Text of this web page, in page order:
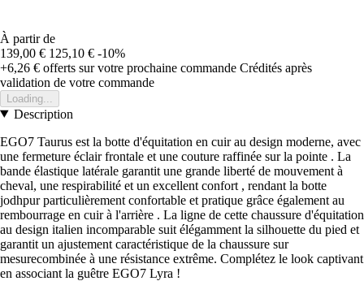
À partir de
139,00 € 125,10 € -10%
+6,26 € offerts sur votre prochaine commande Crédités après
validation de votre commande
Loading...
Description
EGO7 Taurus est la botte d'équitation en cuir au design moderne, avec
une fermeture éclair frontale et une couture raffinée sur la pointe . La
bande élastique latérale garantit une grande liberté de mouvement à
cheval, une respirabilité et un excellent confort , rendant la botte
jodhpur particulièrement confortable et pratique grâce également au
rembourrage en cuir à l'arrière . La ligne de cette chaussure d'équitation
au design italien incomparable suit élégamment la silhouette du pied et
garantit un ajustement caractéristique de la chaussure sur
mesurecombinée à une résistance extrême. Complétez le look captivant
en associant la guêtre EGO7 Lyra !